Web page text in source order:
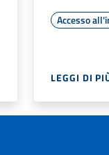
Accesso
LEGGI DI